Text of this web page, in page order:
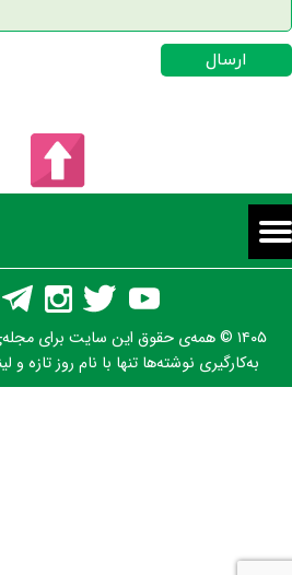
ارسال
۱۴۰۵ © همه‌ی حقوق این سایت برای
به‌کارگیری نوشته‌ها تنها با نام روز تازه